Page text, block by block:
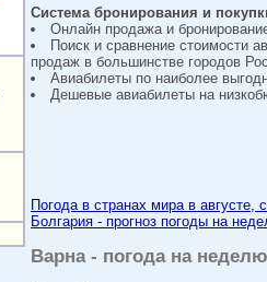
Система бронирования и
Онлайн продажа и
Поиск и сравнение стоимости
продаж в большинстве городов
Авиабилеты по наиболее
Дешевые авиабилеты на
Погода в странах мира в августе,
Болгария - прогноз погоды на
Варна - погода на